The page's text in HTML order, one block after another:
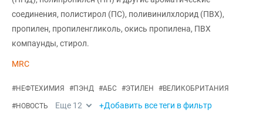
соединения, полистирол (ПС), поливинилхлорид (ПВХ),
пропилен, пропиленгликоль, окись пропилена, ПВХ
компаунды, стирол.
MRC
#НЕФТЕХИМИЯ #ПЭНД #АБС #ЭТИЛЕН #ВЕЛИКОБРИТАНИЯ
#НОВОСТЬ Еще 12 +Добавить все теги в фильтр